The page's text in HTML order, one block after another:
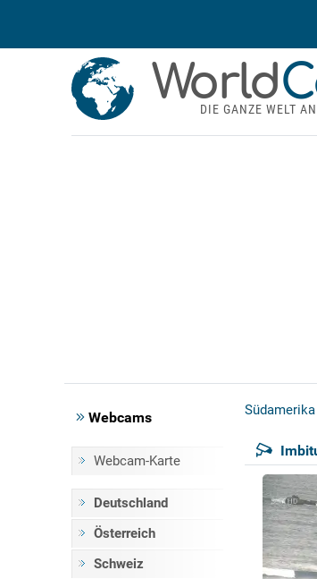
World
DIE GANZE WELT
Webcams
Webcam-Karte
Deutschland
Österreich
Schweiz
Südamerika